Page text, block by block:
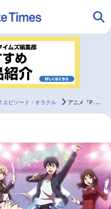
アニメ
トレンド 無料マンガ
エピソード・オラクル アニメ『PSO2』キャラソンCDインタビュー【諏訪彩花さん編】